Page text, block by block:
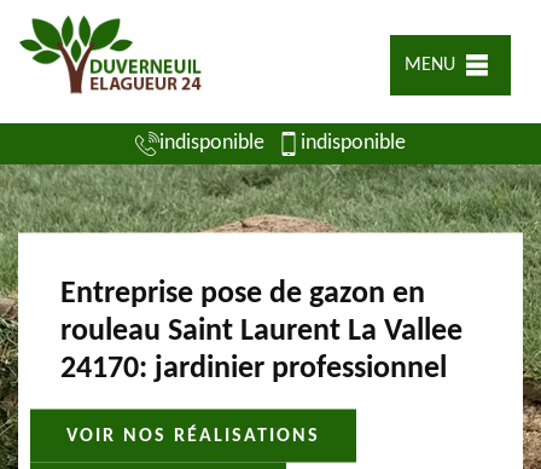
MENU
indisponible indisponible
Entreprise pose de gazon en
rouleau Saint Laurent La Vallee
24170: jardinier professionnel
VOIR NOS RÉALISATIONS